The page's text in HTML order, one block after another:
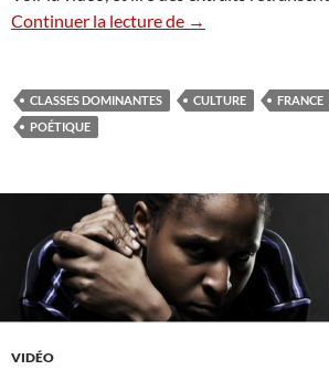
Continuer la lecture de Carole Thibault à
→
CLASSES DOMINANTES CULTURE FRANCE
POÉTIQUE
VIDÉO